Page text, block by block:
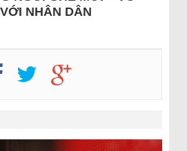
NHÂN DÂN